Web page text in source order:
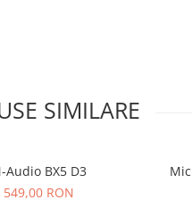
SIMILARE
Audio BX5 D3
549,00 RON